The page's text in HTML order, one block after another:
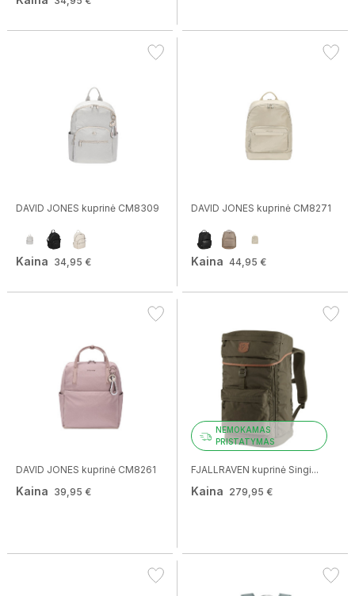
DAVID JONES kuprinė CM8309
Kaina 34,95 €
DAVID JONES kuprinė CM8271
Kaina 44,95 €
DAVID JONES kuprinė CM8261
Kaina 39,95 €
NEMOKAMAS
PRISTATYMAS
FJALLRAVEN kuprinė Singi...
Kaina 279,95 €